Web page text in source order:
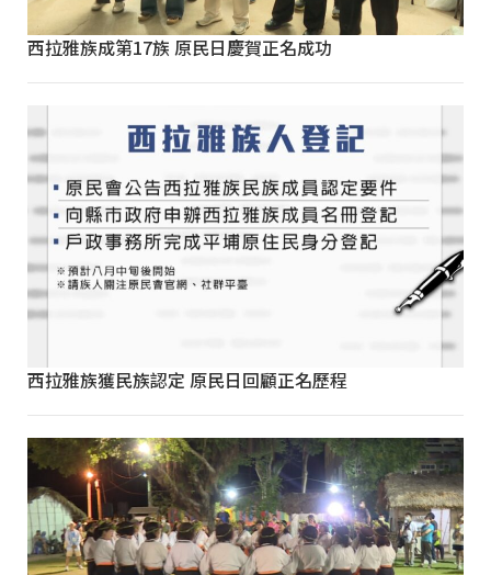
西拉雅族成第17族 原民日慶賀正名成功
西拉雅族獲民族認定 原民日回顧正名歷程